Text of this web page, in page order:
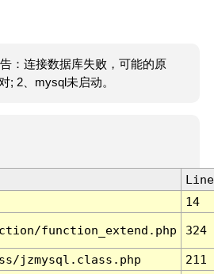
：连接数据库失败，可能的原
; 2、mysql未启动。
Line
14
function_extend.php 324
jzmysql.class.php
211